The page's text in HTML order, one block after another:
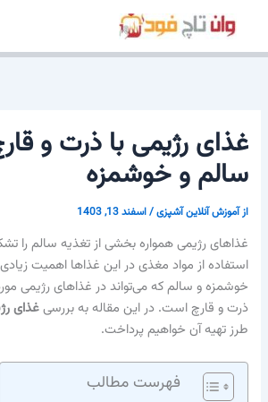
محتوا
غذای رژیمی با ذرت و
سالم و خوشمزه
ازآموزش آنلاین آشپزی/اسفند 13, 1403
غذاهای رژیمی همواره بخشی از تغذیه سالم را
استفاده از مواد مغذی در این غذاها اهمیت زیادی
خوشمزه و سالم که می‌تواند در غذاهای رژیمی
ذرت و قارچ است. در این مقاله به بررسیغذای
طرز تهیه آن خواهیم پرداخت.
فهرست مطالب